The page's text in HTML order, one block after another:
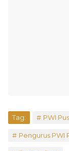
Tag: PWI
Pengurus PWI